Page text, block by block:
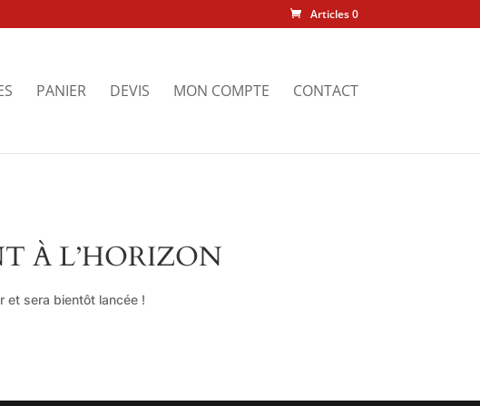
Articles 0
PANIER DEVIS MON COMPTE CONTACT
À L’HORIZON
et sera bientôt lancée !